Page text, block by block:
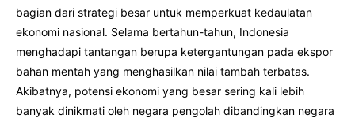
bagian dari strategi besar untuk memperkuat kedaulatan
ekonomi nasional. Selama bertahun-tahun, Indonesia
menghadapi tantangan berupa ketergantungan pada ekspor
bahan mentah yang menghasilkan nilai tambah terbatas.
Akibatnya, potensi ekonomi yang besar sering kali lebih
banyak dinikmati oleh negara pengolah dibandingkan negara